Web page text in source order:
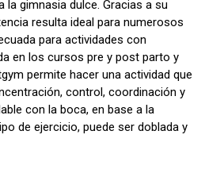
gimnasia dulce. Gracias a su
resulta ideal para numerosos
para actividades con
en los cursos pre y post parto y
permite hacer una actividad que
control, coordinación y
con la boca, en base a la
de ejercicio, puede ser doblada y